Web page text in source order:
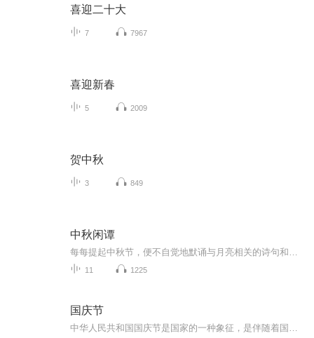
喜迎二十大
7 7967
喜迎新春
5 2009
贺中秋
3 849
中秋闲谭
11 1225
国庆节